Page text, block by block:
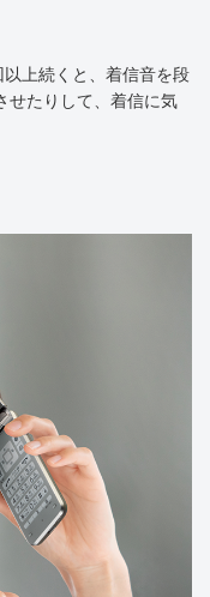
上続くと、着信音を段
せたりして、着信に気